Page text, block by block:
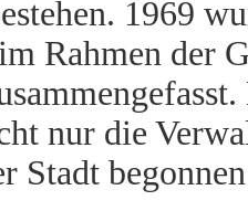
1969
Rahmen der
nur die
Stadt